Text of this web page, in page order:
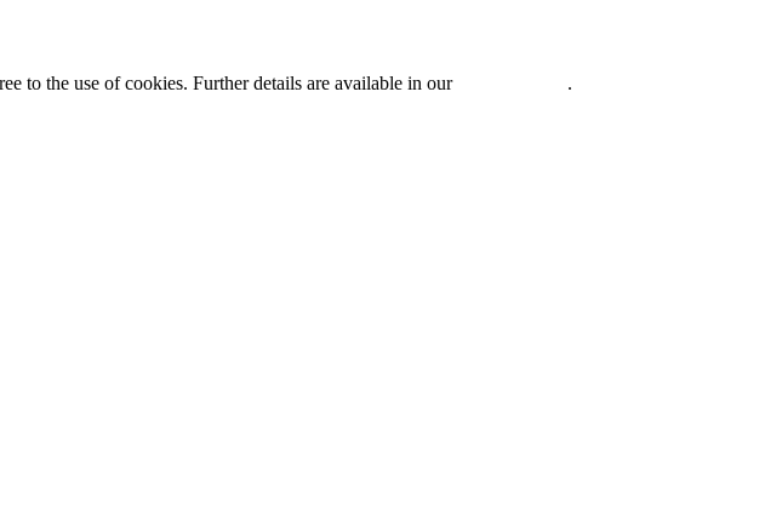
to the use of cookies. Further details are available in our .